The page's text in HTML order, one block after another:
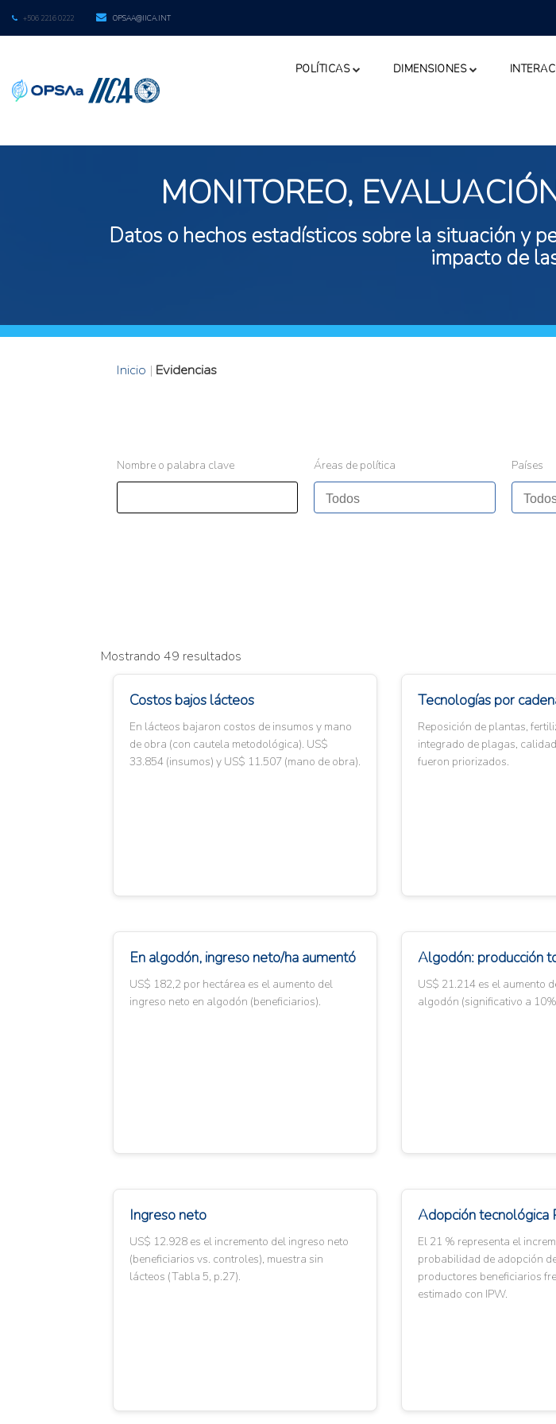
+506 2216 0222 OPSAA@IICA.INT
POLÍTICAS DIMENSIONES
MONITOREO,
Datos o hechos estadísticos sobre la situación y
impacto de
Inicio | Evidencias
Nombre o palabra clave Áreas de política Países
Mostrando 49 resultados
Costos bajos lácteos
En lácteos bajaron costos de insumos y mano
de obra (con cautela metodológica). US$
33.854 (insumos) y US$ 11.507 (mano de obra).
Tecnologías por
Reposición de plantas,
integrado de plagas,
fueron priorizados.
En algodón, ingreso neto/ha aumentó
US$ 182,2 por hectárea es el aumento del
ingreso neto en algodón (beneficiarios).
Algodón: producción
US$ 21.214 es el aumento
algodón (significativo a
Ingreso neto
US$ 12.928 es el incremento del ingreso neto
(beneficiarios vs. controles), muestra sin
lácteos (Tabla 5, p.27).
Adopción tecnológica
El 21 % representa el
probabilidad de adopción
productores beneficiarios
estimado con IPW.